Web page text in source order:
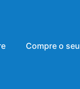
Compre o seu